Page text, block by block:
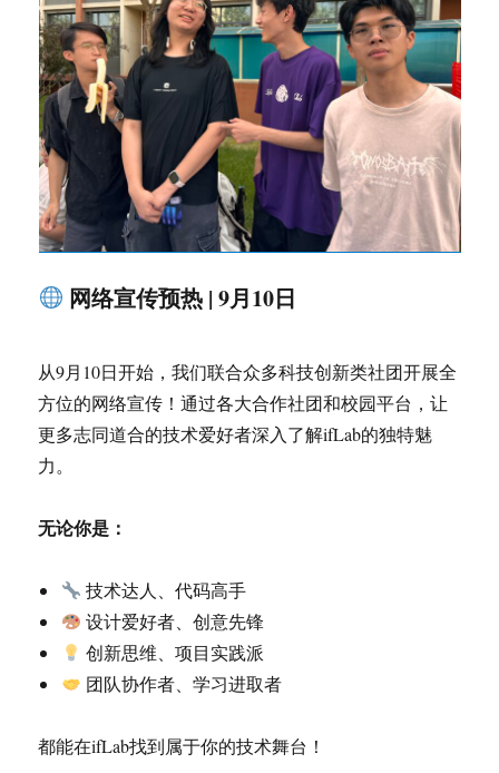
网络宣传预热 | 9月10日
从9月10日开始，我们联合众多科技创新类社团开展全
方位的网络宣传！通过各大合作社团和校园平台，让
更多志同道合的技术爱好者深入了解ifLab的独特魅
力。
无论你是：
技术达人、代码高手
设计爱好者、创意先锋
创新思维、项目实践派
团队协作者、学习进取者
都能在ifLab找到属于你的技术舞台！